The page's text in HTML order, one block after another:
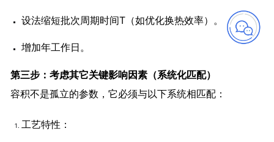
设法缩短批次周期时间T（如优化换热效率）。
增加年工作日。
第三步：考虑其它关键影响因素（系统化匹配）
容积不是孤立的参数，它必须与以下系统相匹配：
工艺特性：